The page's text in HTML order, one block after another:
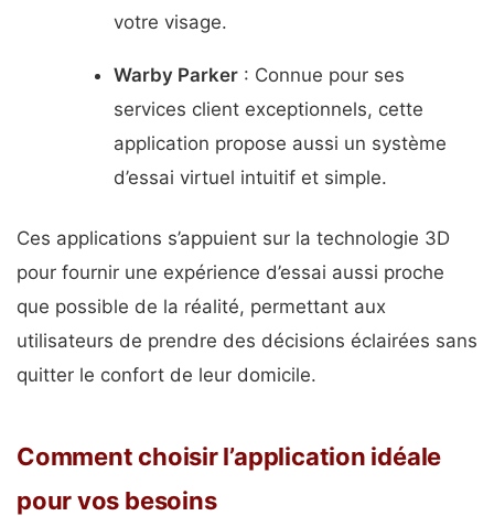
votre visage.
Warby Parker: Connue pour ses
services client exceptionnels, cette
application propose aussi un système
d’essai virtuel intuitif et simple.
Ces applications s’appuient sur la technologie 3D
pour fournir une expérience d’essai aussi proche
que possible de la réalité, permettant aux
utilisateurs de prendre des décisions éclairées sans
quitter le confort de leur domicile.
Comment choisir l’application idéale
pour vos besoins